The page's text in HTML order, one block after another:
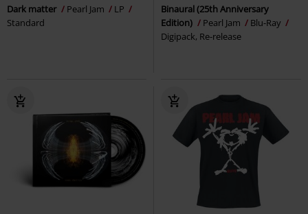
Dark matter Pearl Jam
LP
Standard
Binaural (25th Anniversary
Edition)
Pearl Jam
Blu-Ray
Digipack, Re-release